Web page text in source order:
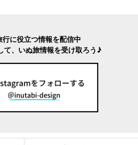
行に役立つ情報を配信中
て、いぬ旅情報を受け取ろう♪